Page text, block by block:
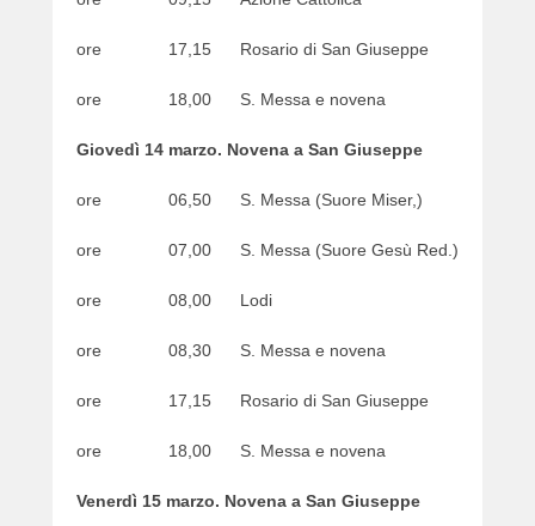
ore 17,15 Rosario di San Giuseppe
ore 18,00 S. Messa e novena
Giovedì 14 marzo. Novena a San Giuseppe
ore 06,50 S. Messa (Suore Miser,)
ore 07,00 S. Messa (Suore Gesù Red.)
ore 08,00 Lodi
ore 08,30 S. Messa e novena
ore 17,15 Rosario di San Giuseppe
ore 18,00 S. Messa e novena
Venerdì 15 marzo. Novena a San Giuseppe